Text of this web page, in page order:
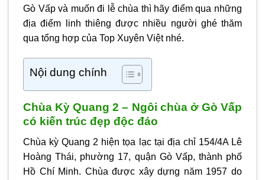
Gò Vấp và muốn đi lễ chùa thì hãy điểm qua những
địa điểm linh thiêng được nhiều người ghé thăm
qua tổng hợp của Top Xuyên Việt nhé.
Nội dung chính
Chùa Kỳ Quang 2 – Ngôi chùa ở Gò Vấp
có kiến trúc đẹp độc đáo
Chùa kỳ Quang 2 hiện tọa lạc tại địa chỉ 154/4A Lê
Hoàng Thái, phường 17, quận Gò Vấp, thành phố
Hồ Chí Minh. Chùa được xây dựng năm 1957 do